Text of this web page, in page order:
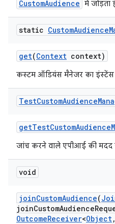
CustomAudience में जोड़ता
static CustomAudience
get(Context context)
कस्टम ऑडियंस मैनेजर का इंस्टेंस
TestCustomAudience
getTestCustomAudience
जांच करने वाले एपीआई की मदद
void
joinCustomAudience(
joinCustomAudience
OutcomeReceiver<Object,